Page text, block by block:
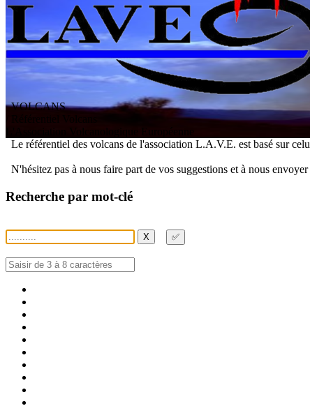
VOLCANS
olcanologique
Le référentiel des volcans de l'association L.A.V.E. est basé sur
N'hésitez pas à nous faire part de vos suggestions et à nous
Recherche par mot-clé
X ✅